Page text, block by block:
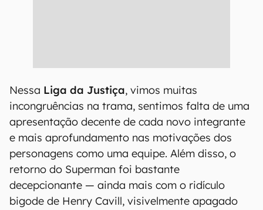
Nessa Liga da Justiça, vimos muitas
incongruências na trama, sentimos falta de uma
apresentação decente de cada novo integrante
e mais aprofundamento nas motivações dos
personagens como uma equipe. Além disso, o
retorno do Superman foi bastante
decepcionante — ainda mais com o ridículo
bigode de Henry Cavill, visivelmente apagado